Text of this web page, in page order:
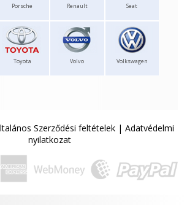
Porsche Renault Seat
Toyota Volvo Volkswagen
Szerződési feltételek | Adatvédelmi
nyilatkozat